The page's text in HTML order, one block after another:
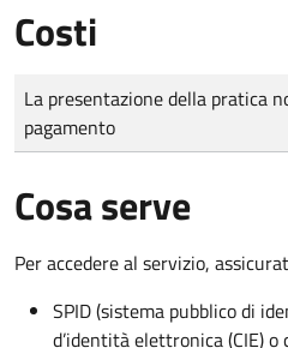
Costi
Tipo di pagamento
Importo
La presentazione della pratica
pagamento
Cosa serve
Per accedere al servizio,
SPID (sistema pubblico di
d’identità elettronica (CIE)